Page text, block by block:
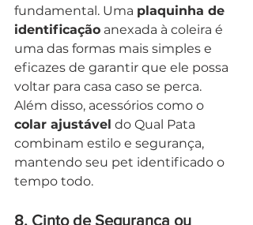
fundamental. Uma plaquinha de
identificação anexada à coleira é
uma das formas mais simples e
eficazes de garantir que ele possa
voltar para casa caso se perca.
Além disso, acessórios como o
colar ajustável do Qual Pata
combinam estilo e segurança,
mantendo seu pet identificado o
tempo todo.
8. Cinto de Segurança ou